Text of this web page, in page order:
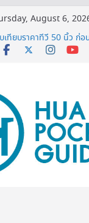
August 6,
FESTIVAL 2026
เทียบราคาทีวี 50 นิ้ว ก่
ต้องดู! ทริกยื่นรีไฟแนนซ์บ้